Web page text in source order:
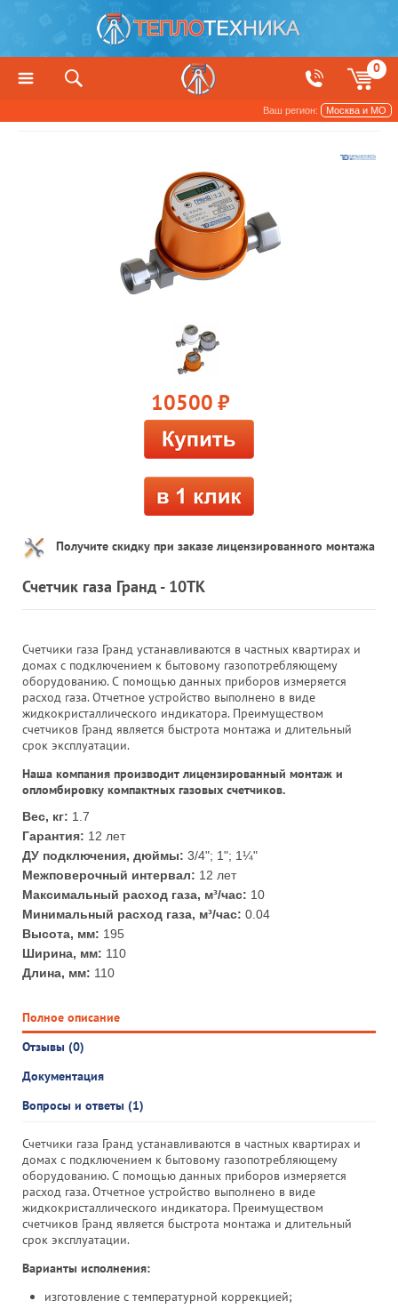
0
Ваш регион: Москва и МО
10500 руб.
Получите скидку при заказе лицензированного монтажа
Счетчик газа Гранд - 10ТК
Счетчики газа Гранд устанавливаются в частных квартирах и
домах с подключением к бытовому газопотребляющему
оборудованию. С помощью данных приборов измеряется
расход газа. Отчетное устройство выполнено в виде
жидкокристаллического индикатора. Преимуществом
счетчиков Гранд является быстрота монтажа и длительный
срок эксплуатации.
Наша компания производит лицензированный монтаж и
опломбировку компактных газовых счетчиков.
Вес, кг: 1.7
Гарантия: 12 лет
ДУ подключения, дюймы: 3/4"; 1"; 1¼"
Межповерочный интервал: 12 лет
Максимальный расход газа, м³/час: 10
Минимальный расход газа, м³/час: 0.04
Высота, мм: 195
Ширина, мм: 110
Длина, мм: 110
Полное описание
Отзывы (0)
Документация
Вопросы и ответы (1)
Счетчики газа Гранд устанавливаются в частных квартирах и
домах с подключением к бытовому газопотребляющему
оборудованию. С помощью данных приборов измеряется
расход газа. Отчетное устройство выполнено в виде
жидкокристаллического индикатора. Преимуществом
счетчиков Гранд является быстрота монтажа и длительный
срок эксплуатации.
Варианты исполнения:
изготовление с температурной коррекцией;